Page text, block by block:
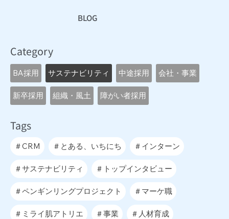
BLOG
Category
BA採用 サステナビリティ 中途採用 会社・事業
新卒採用 組織・風土 障がい者採用
Tags
＃CRM ＃とある、いちにち ＃インターン
＃サステナビリティ ＃トップインタビュー
＃ペンギンリングプロジェクト ＃マーケ職
＃ミライ肌アトリエ ＃事業 ＃人材育成